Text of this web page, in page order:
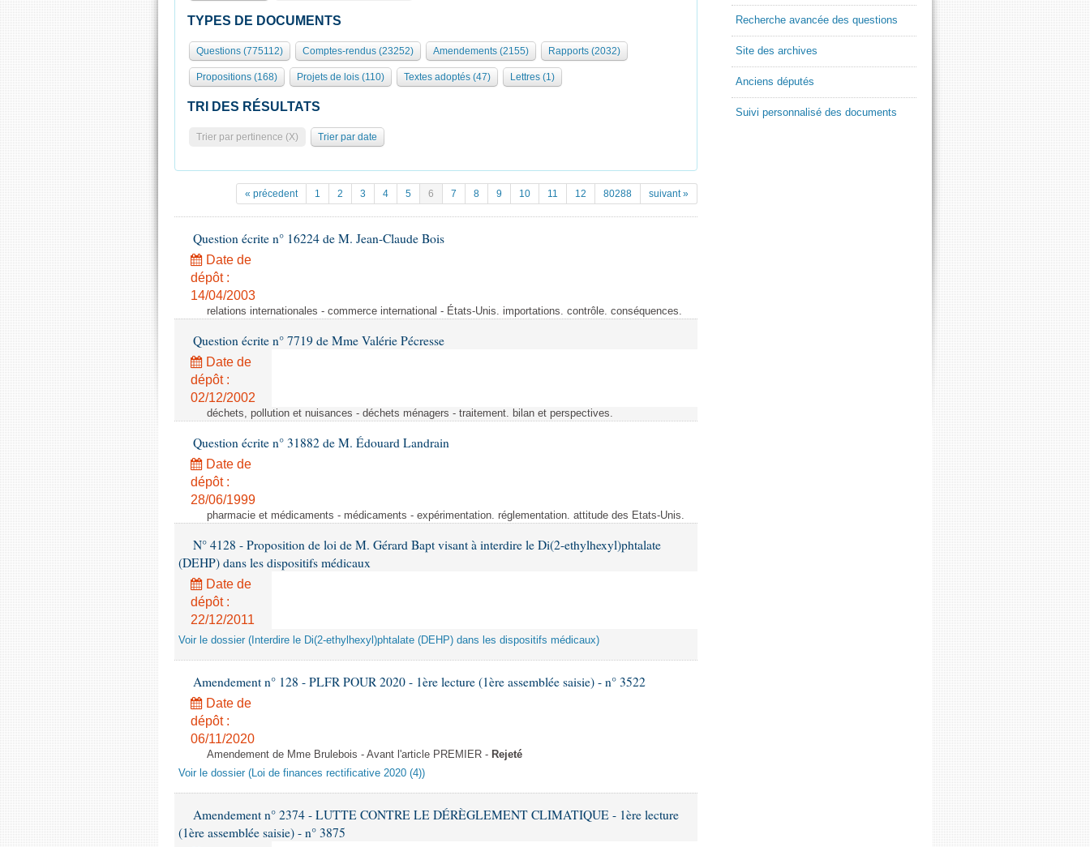
TYPES DE DOCUMENTS
Questions (775112) Comptes-rendus (23252) Amendements (2155) Rapports (2032)
Propositions (168) Projets de lois (110) Textes adoptés (47) Lettres (1)
TRI DES RÉSULTATS
Trier par pertinence (X) Trier par date
« précedent 1 2 3 4 5 6 7 8 9 10 11 12 80288 suivant »
Question écrite n° 16224 de M. Jean-Claude Bois
Date de
dépôt :
14/04/2003
relations internationales - commerce international - États-Unis. importations. contrôle. conséquences.
Question écrite n° 7719 de Mme Valérie Pécresse
Date de
dépôt :
02/12/2002
déchets, pollution et nuisances - déchets ménagers - traitement. bilan et perspectives.
Question écrite n° 31882 de M. Édouard Landrain
Date de
dépôt :
28/06/1999
pharmacie et médicaments - médicaments - expérimentation. réglementation. attitude des Etats-Unis.
N° 4128 - Proposition de loi de M. Gérard Bapt visant à interdire le Di(2-ethylhexyl)phtalate
(DEHP) dans les dispositifs médicaux
Date de
dépôt :
22/12/2011
Voir le dossier (Interdire le Di(2-ethylhexyl)phtalate (DEHP) dans les dispositifs médicaux)
Amendement n° 128 - PLFR POUR 2020 - 1ère lecture (1ère assemblée saisie) - n° 3522
Date de
dépôt :
06/11/2020
Amendement de Mme Brulebois - Avant l'article PREMIER - Rejeté
Voir le dossier (Loi de finances rectificative 2020 (4))
Amendement n° 2374 - LUTTE CONTRE LE DÉRÈGLEMENT CLIMATIQUE - 1ère lecture
(1ère assemblée saisie) - n° 3875
Recherche avancée des questions
Site des archives
Anciens députés
Suivi personnalisé des documents